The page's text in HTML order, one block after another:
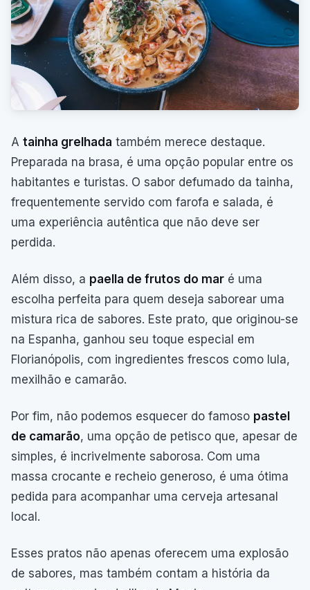
A tainha grelhada também merece destaque.
Preparada na brasa, é uma opção popular entre os
habitantes e turistas. O sabor defumado da tainha,
frequentemente servido com farofa e salada, é
uma experiência autêntica que não deve ser
perdida.
Além disso, a paella de frutos do mar é uma
escolha perfeita para quem deseja saborear uma
mistura rica de sabores. Este prato, que originou-se
na Espanha, ganhou seu toque especial em
Florianópolis, com ingredientes frescos como lula,
mexilhão e camarão.
Por fim, não podemos esquecer do famoso pastel
de camarão, uma opção de petisco que, apesar de
simples, é incrivelmente saborosa. Com uma
massa crocante e recheio generoso, é uma ótima
pedida para acompanhar uma cerveja artesanal
local.
Esses pratos não apenas oferecem uma explosão
de sabores, mas também contam a história da